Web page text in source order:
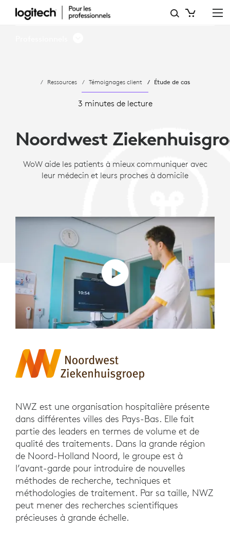
NWZ
AMÉLIORER
COMMUNICATION
Ressources Témoignages client Étude de cas
3 minutes de lecture
Noordwest
WoW aide les patients à mieux communiquer avec
leur médecin et leurs proches à domicile
NWZ est une organisation hospitalière présente
dans différentes villes des Pays-Bas. Elle fait
partie des leaders en termes de volume et de
qualité des traitements. Dans la grande région
de Noord-Holland Noord, le groupe est à
l’avant-garde pour introduire de nouvelles
méthodes de recherche, techniques et
méthodologies de traitement. Par sa taille, NWZ
peut mener des recherches scientifiques
précieuses à grande échelle.